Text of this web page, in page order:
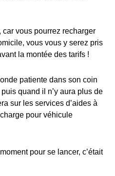
car vous pourrez recharger
vous vous y serez pris
la montée des tarifs !
patiente dans son coin
quand il n’y aura plus de
sur les services d’aides à
pour véhicule
pour se lancer, c’était